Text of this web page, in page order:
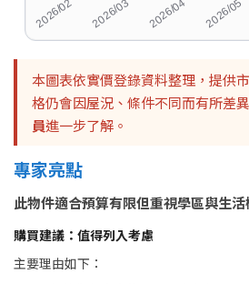
本圖表依實價登錄資料整理，提供
格仍會因屋況、條件不同而有所差
員進一步了解。
專家亮點
此物件適合預算有限但重視學區與生活
購買建議：值得列入考慮
主要理由如下：